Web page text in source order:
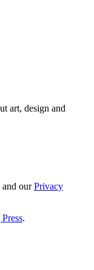
art, design and
and ourPrivacy
.